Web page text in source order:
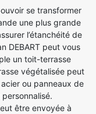
se transformer
une plus grande
l’étanchéité de
DEBART peut vous
un toit-terrasse
végétalisée peut
ou panneaux de
être envoyée à